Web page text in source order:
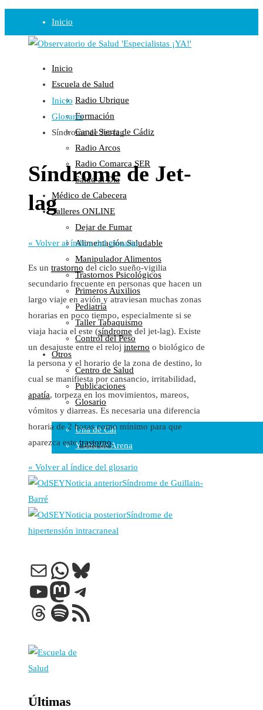
Inicio
Observatorio
Opinión
Radio
Guadalinfo Salud
Radio Guadalete
COPE Pontevedra
Salud en Radio Ubrique
Salud en Verano
Plataforma
Manifiestos
Comunicados
En nuestra Web
Colaboraciones
Cartas al Director
Medios de Comunicación
Otros
Vídeos
Cara Oscura Sanidad
Humor
Cal y Arena
Una de Cal
Y otra de Arena
Noticias Sanitarias
Newsletter
Inicio
Escuela de Salud
Radio Ubrique
Formación
Canal Sierra de Cádiz
Radio Arcos
Radio Comarca SER
Salud al Día
Médico de Cabecera
Talleres ONLINE
Dejar de Fumar
Alimentación Saludable
Manipulador Alimentos
Trastornos Psicológicos
Primeros Auxilios
Pediatría
Taller Tabaquismo
Control del Peso
Otros
Centro de Salud
Publicaciones
Glosario
Inicio
Glosario
Síndrome de Jet-lag
Síndrome de Jet-
lag
« Volver al índice del glosario
Es un trastorno del ciclo sueño-vigilia
secundario frecuente en personas que hacen un
largo viaje en avión y atraviesan muchas zonas
horarias en poco tiempo, especialmente si se
viaja hacia el este (síndrome del jet-lag). Existe
un desajuste entre el reloj interno o biológico de
la persona y el horario de la zona de destino, lo
cual se manifiesta por cansancio, irritabilidad,
apatía, torpeza en los movimientos, mareos,
vómitos y diarreas. Es necesaria una diferencia
horaria de 2 horas como mínimo para que
aparezca estetrastorno.
« Volver al índice del glosario
Noticia anteriorSíndrome de Guillain-
Barré
Noticia posteriorSíndrome de
hipertensión intracraneal
Correo electrónico
WhatsApp
Bluesky
YouTube
Mastodon
Telegram
Threads
Spotify
Feed RSS
Últimas